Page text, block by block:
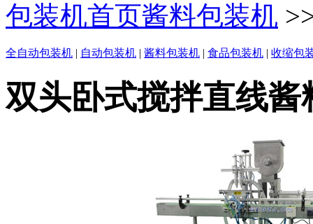
包装机首页酱料包装机
全自动包装机 | 自动包装机 | 酱料包装机 | 食品包装机 | 收缩包
双头卧式搅拌直线酱